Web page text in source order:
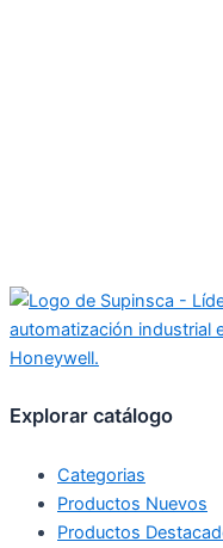
Explorar catálogo
Categorias
Productos Nuevos
Productos